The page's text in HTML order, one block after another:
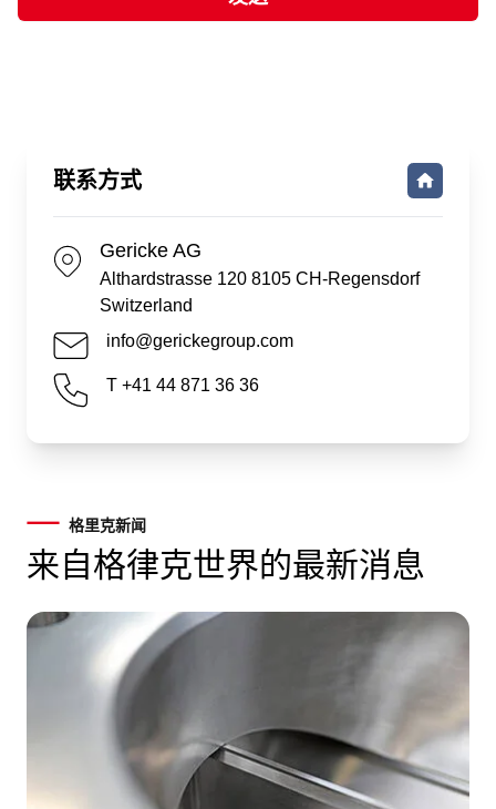
联系方式
Gericke AG
Althardstrasse 120 8105 CH-Regensdorf
Switzerland
info@gerickegroup.com
T +41 44 871 36 36
格里克新闻
来自格律克世界的最新消息